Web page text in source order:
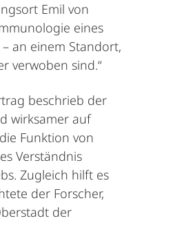
Emil von
eines
an einem Standort,
verwoben sind.“
beschrieb der
wirksamer auf
Funktion von
Verständnis
Zugleich hilft es
der Forscher,
der